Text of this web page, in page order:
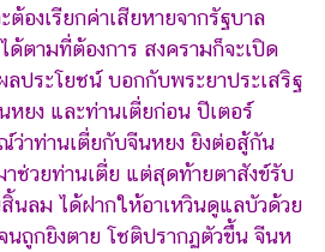
องเรียกค่าเสียหายจากรัฐบาล
ตามที่ต้องการ สงครามก็จะเปิด
ประโยชน์ บอกกับพระยาประเสริฐ
หยง และท่านเตี่ยก่อน ปีเตอร์
ว่าท่านเตี่ยกับจีนหยง ยิงต่อสู้กัน
าช่วยท่านเตี่ย แต่สุดท้ายตาสังข์รับ
นลม ได้ฝากให้อาเหวินดูแลบัวด้วย
นถูกยิงตาย โชติปรากฏตัวขึ้น จีนห